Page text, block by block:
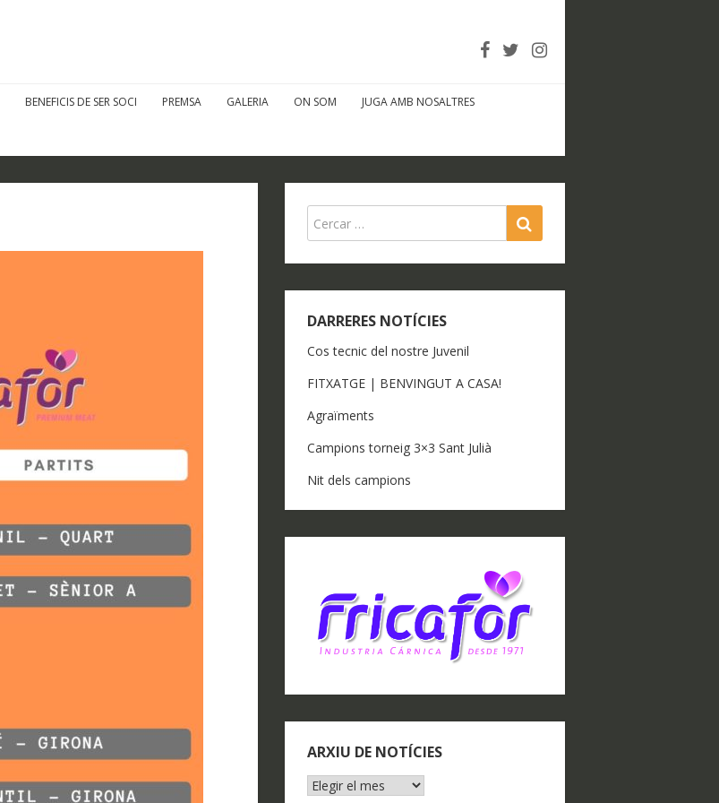
BENEFICIS DE SER SOCI PREMSA GALERIA ON SOM JUGA AMB NOSALTRES
DARRERES NOTÍCIES
Cos tecnic del nostre Juvenil
FITXATGE | BENVINGUT A CASA!
Agraïments
Campions torneig 3×3 Sant Julià
Nit dels campions
ARXIU DE NOTÍCIES
ARXIU